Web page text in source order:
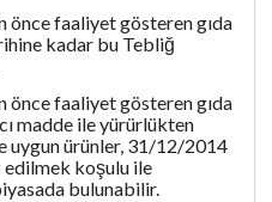
önce faaliyet gösteren gıda
kadar bu Tebliğ
önce faaliyet gösteren gıda
madde ile yürürlükten
uygun ürünler, 31/12/2014
edilmek koşulu ile
bulunabilir.